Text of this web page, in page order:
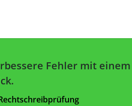
Fehler mit einem